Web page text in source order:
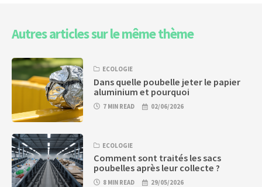
Autres articles sur le même thème
ECOLOGIE
Dans quelle poubelle jeter le papier
aluminium et pourquoi
7 MIN READ 02/06/2026
ECOLOGIE
Comment sont traités les sacs
poubelles après leur collecte ?
8 MIN READ 29/05/2026